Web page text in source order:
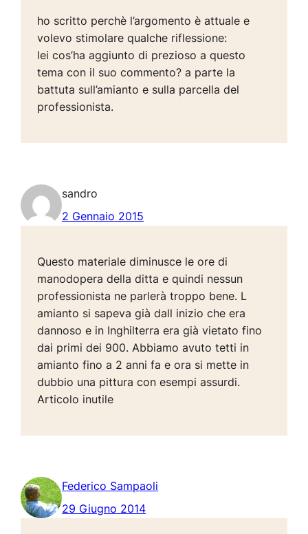
ho scritto perchè l’argomento è attuale e
volevo stimolare qualche riflessione:
lei cos’ha aggiunto di prezioso a questo
tema con il suo commento? a parte la
battuta sull’amianto e sulla parcella del
professionista.
sandro
2 Gennaio 2015
Questo materiale diminusce le ore di
manodopera della ditta e quindi nessun
professionista ne parlerà troppo bene. L
amianto si sapeva già dall inizio che era
dannoso e in Inghilterra era già vietato fino
dai primi dei 900. Abbiamo avuto tetti in
amianto fino a 2 anni fa e ora si mette in
dubbio una pittura con esempi assurdi.
Articolo inutile
Federico Sampaoli
29 Giugno 2014